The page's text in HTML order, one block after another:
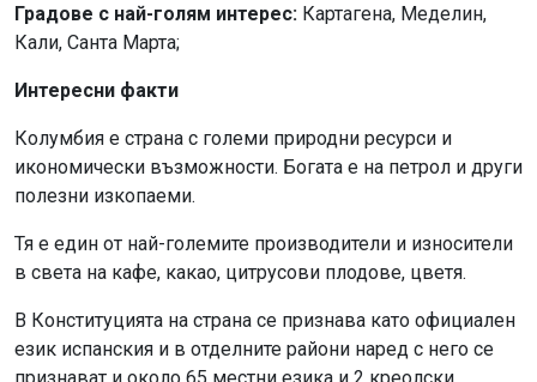
Градове с най-голям интерес: Картагена, Меделин,
Кали, Санта Марта;
Интересни факти
Колумбия е страна с големи природни ресурси и
икономически възможности. Богата е на петрол и други
полезни изкопаеми.
Тя е един от най-големите производители и износители
в света на кафе, какао, цитрусови плодове, цветя.
В Конституцията на страна се признава като официален
език испанския и в отделните райони наред с него се